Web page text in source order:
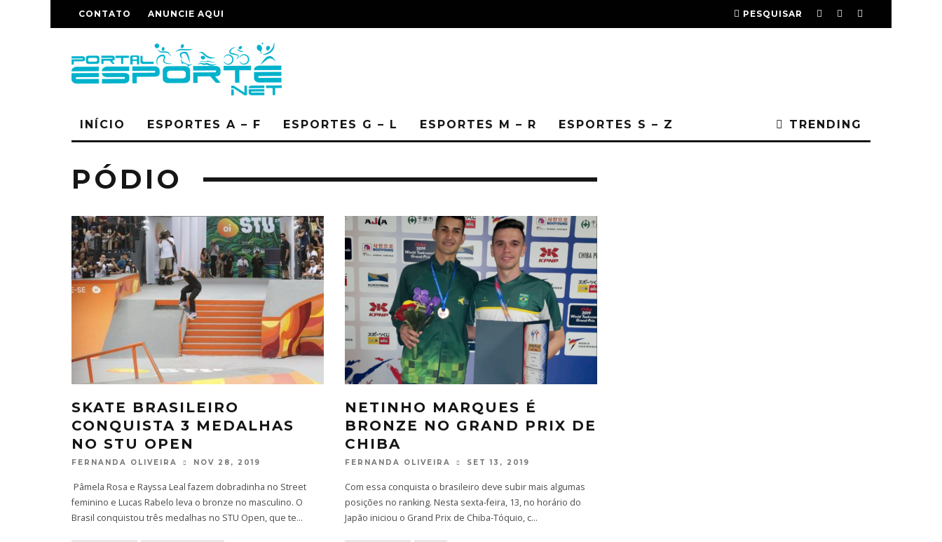
CONTATO ANUNCIE AQUI PESQUISAR
INÍCIO ESPORTES A – F ESPORTES G – L ESPORTES M – R ESPORTES S – Z TRENDING
PÓDIO
SKATE BRASILEIRO
CONQUISTA 3 MEDALHAS
NO STU OPEN
FERNANDA OLIVEIRA NOV 28, 2019
Pâmela Rosa e Rayssa Leal fazem dobradinha no Street
feminino e Lucas Rabelo leva o bronze no masculino. O
Brasil conquistou três medalhas no STU Open, que te...
NETINHO MARQUES É
BRONZE NO GRAND PRIX DE
CHIBA
FERNANDA OLIVEIRA SET 13, 2019
Com essa conquista o brasileiro deve subir mais algumas
posições no ranking. Nesta sexta-feira, 13, no horário do
Japão iniciou o Grand Prix de Chiba-Tóquio, c...